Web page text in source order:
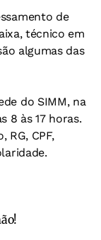
de
técnico em
algumas das
do SIMM, na
8 às 17 horas.
RG, CPF,